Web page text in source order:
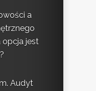
a
opcja jest
Audyt